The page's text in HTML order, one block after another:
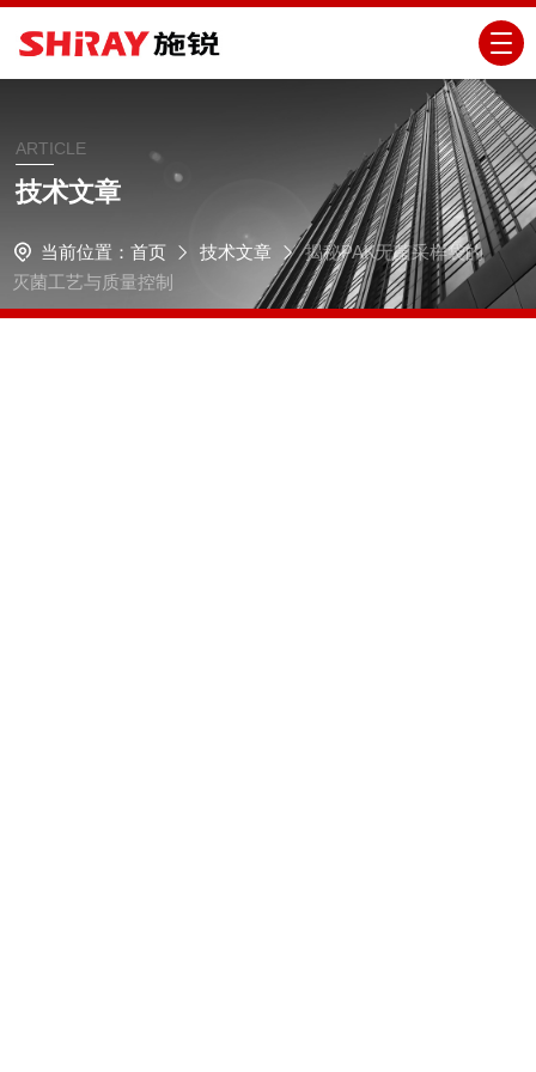
ARTICLE
技术文章
当前位置： 首页 技术文章
揭秘PAK无菌采样袋的
灭菌工艺与质量控制